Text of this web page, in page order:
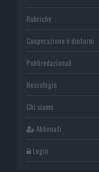
Rubriche
Cooperazione e dintorni
Publiredazionali
Necrologie
Chi siamo
Abbonati
Login